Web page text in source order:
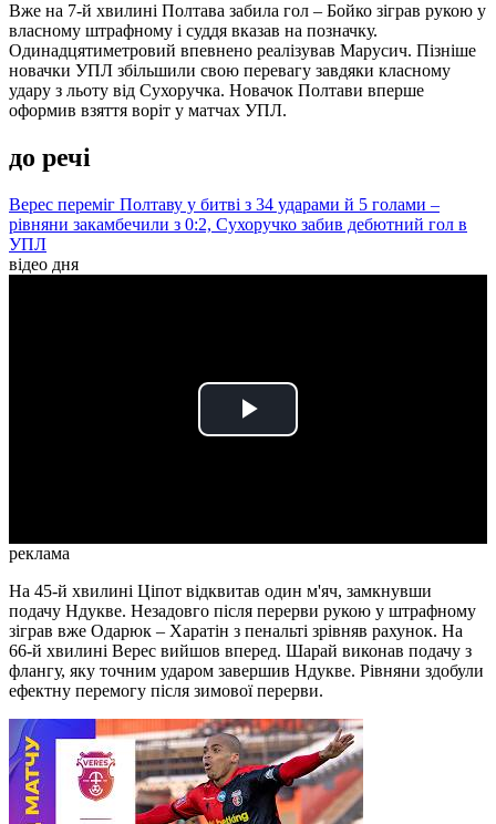
Вже на 7-й хвилині Полтава забила гол – Бойко зіграв рукою у
власному штрафному і суддя вказав на позначку.
Одинадцятиметровий впевнено реалізував Марусич. Пізніше
новачки УПЛ збільшили свою перевагу завдяки класному
удару з льоту від Сухоручка. Новачок Полтави вперше
оформив взяття воріт у матчах УПЛ.
до речі
Верес переміг Полтаву у битві з 34 ударами й 5 голами –
рівняни закамбечили з 0:2, Сухоручко забив дебютний гол в
УПЛ
відео дня
Play
реклама
На 45-й хвилині Ціпот відквитав один м'яч, замкнувши
подачу Ндукве. Незадовго після перерви рукою у штрафному
зіграв вже Одарюк – Харатін з пенальті зрівняв рахунок. На
66-й хвилині Верес вийшов вперед. Шарай виконав подачу з
флангу, яку точним ударом завершив Ндукве. Рівняни здобули
ефектну перемогу після зимової перерви.